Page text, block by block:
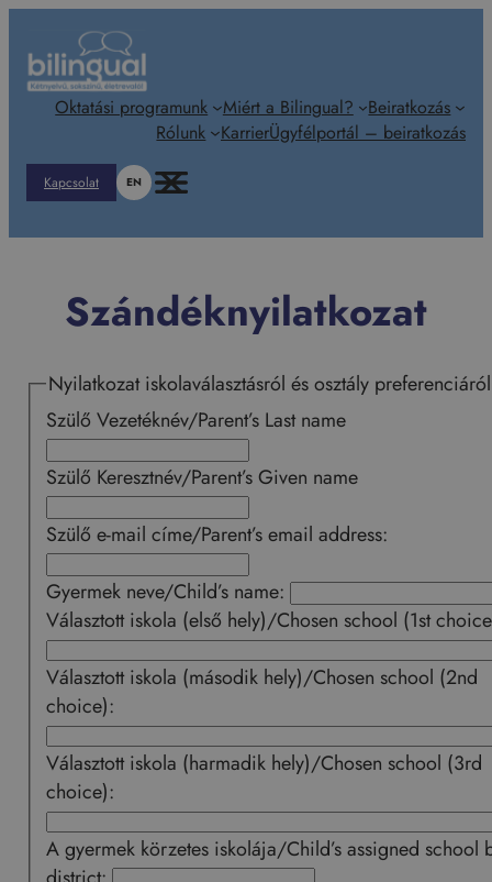
tartalomhoz
Oktatási programunk Miért a Bilingual?
Beiratkozás
Rólunk
KarrierÜgyfélportál – beiratkozás
Kapcsolat EN
Szándéknyilatkozat
Nyilatkozat iskolaválasztásról és osztály preferenciáról
Szülő Vezetéknév/Parent’s Last name
Szülő Keresztnév/Parent’s Given name
Szülő e-mail címe/Parent’s email address:
Gyermek neve/Child’s name:
Választott iskola (első hely)/Chosen school (1st
Választott iskola (második hely)/Chosen school (2nd
choice):
Választott iskola (harmadik hely)/Chosen school (3rd
choice):
A gyermek körzetes iskolája/Child’s assigned school